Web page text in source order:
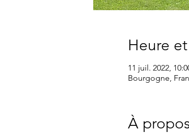
Heure
11 juil. 2022,
Bourgogne,
À